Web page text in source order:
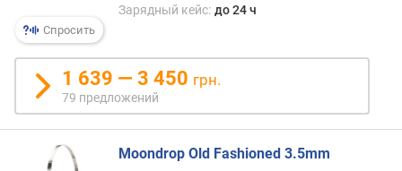
o
o
h
е
Спросить
Зарядный кейс: до 24 ч
1 639 — 3 450 грн.
79 предложений
Moondrop Old Fashioned 3.5mm